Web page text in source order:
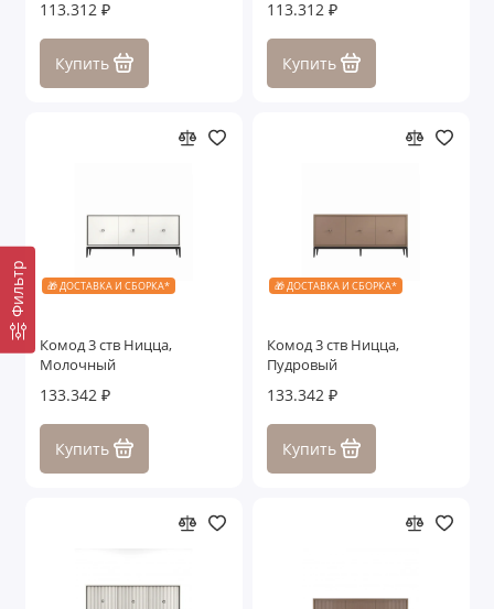
Фильтр
113.312 ₽
Купить
113.312 ₽
Купить
🎁 ДОСТАВКА И СБОРКА*
Комод 3 ств Ницца,
Молочный
133.342 ₽
Купить
🎁 ДОСТАВКА И СБОРКА*
Комод 3 ств Ницца,
Пудровый
133.342 ₽
Купить